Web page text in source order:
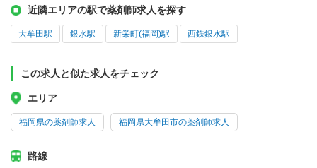
近隣エリアの駅で薬剤師求人を探す
大牟田駅 銀水駅 新栄町(福岡)駅 西鉄銀水駅
この求人と似た求人をチェック
エリア
福岡県の薬剤師求人 福岡県大牟田市の薬剤師求人
路線